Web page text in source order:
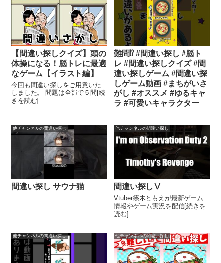
【間違い探しクイズ】頭の
体操になる！脳トレに最適
なゲーム【イラスト編】
今回も間違い探しをご用意いた
しました。 問題は全部で５問[続
きを読む]
難問⁉️ #間違い探し #脳ト
レ #間違い探しクイズ #間
違い探しゲーム #間違い探
しゲーム動画 #まちがいさ
がし #オススメ #ゆるキャ
ラ #可愛いキャラクター
他チャンネルの間違い探し
間違い探し サウナ猫
他チャンネルの間違い探し
間違い探しⅤ
Vtuber篠木ともえが最新ゲーム
情報やゲーム実況を配信[続きを
読む]
他チャンネルの間違い探し 他チャンネルの間違い探し